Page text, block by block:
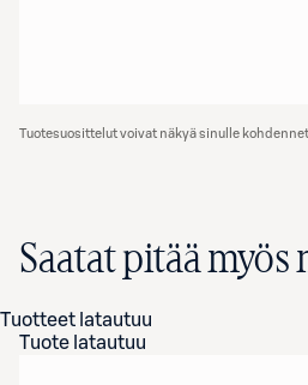
Tuotesuosittelut voivat näkyä sinulle
Saatat pitää myös
Tuotteet latautuu
Tuote latautuu